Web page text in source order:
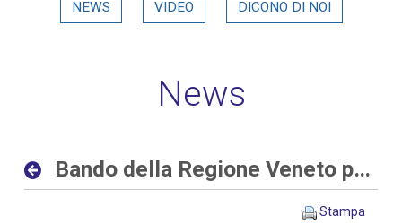
Bando della Regione Veneto
imprese - Dettaglio in
NEWS VIDEO DICONO DI NOI
News
Bando della Regione Veneto per progetti di ricerca alle imprese
Stampa